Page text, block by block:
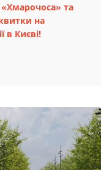
та
на
в Києві!